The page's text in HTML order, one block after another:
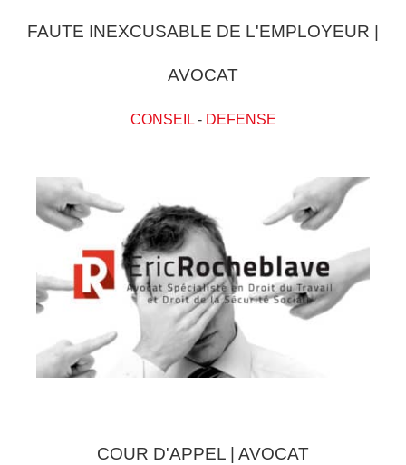
FAUTE INEXCUSABLE DE L'EMPLOYEUR |
AVOCAT
CONSEIL- DEFENSE
COUR D'APPEL | AVOCAT